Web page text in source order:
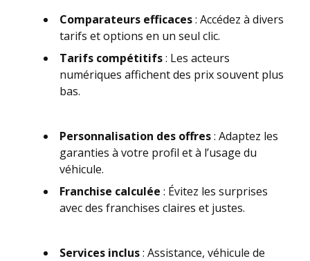
Comparateurs efficaces: Accédez à divers
tarifs et options en un seul clic.
Tarifs compétitifs: Les acteurs
numériques affichent des prix souvent plus
bas.
Personnalisation des offres: Adaptez les
garanties à votre profil et à l’usage du
véhicule.
Franchise calculée : Évitez les surprises
avec des franchises claires et justes.
Services inclus: Assistance, véhicule de